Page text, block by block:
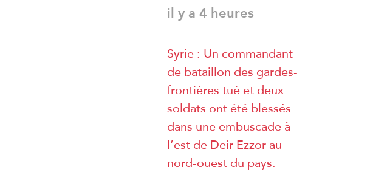
il y a 4 heures
Syrie : Un commandant
de bataillon des gardes-
frontières tué et deux
soldats ont été blessés
dans une embuscade à
l’est de Deir Ezzor au
nord-ouest du pays.